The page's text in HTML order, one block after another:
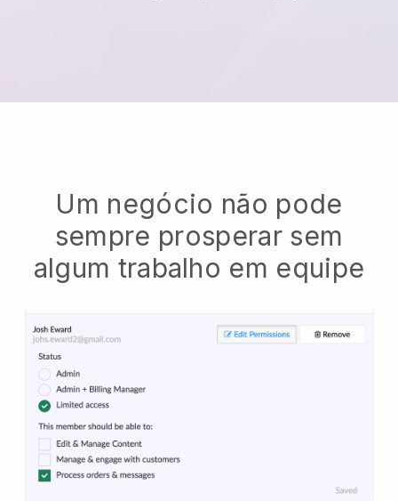
Um negócio não pode
sempre prosperar sem
algum trabalho em equipe